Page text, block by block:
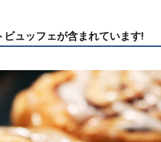
ュッフェが含まれています!